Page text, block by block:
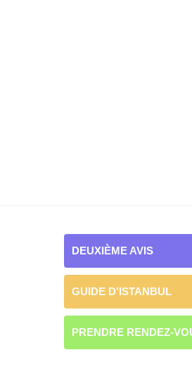
DEUXIÈME AVIS
GUIDE D'ISTANBUL
PRENDRE RENDEZ-